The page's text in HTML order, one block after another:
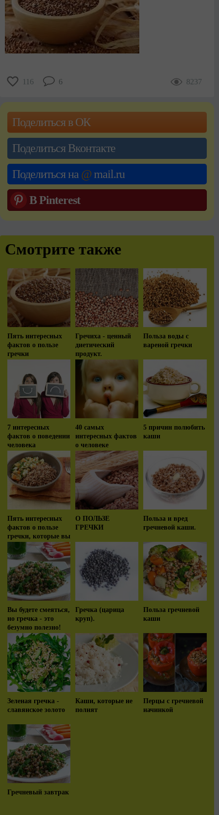
116 6 8237
Поделиться в ОК
Поделиться Вконтакте
Поделиться на @mail.ru
В Pinterest
Смотрите также
Пять интересных
фактов о пользе
гречки
Гречиха - ценный
диетический
продукт.
Польза воды с
вареной гречки
7 интересных
фактов о поведении
человека
40 самых
интересных фактов
о человеке
5 причин полюбить
каши
Пять интересных
фактов о пользе
гречки, которые вы
не знали
О ПОЛЬЗЕ
ГРЕЧКИ
Польза и вред
гречневой каши.
Вы будете смеяться,
но гречка - это
безумно полезно!
Только надо знать,
как ее готовить.
Гречка (царица
круп).
Польза гречневой
каши
Зеленая гречка -
славянское золото
Каши, которые не
полнят
Перцы с гречневой
начинкой
Гречневый завтрак